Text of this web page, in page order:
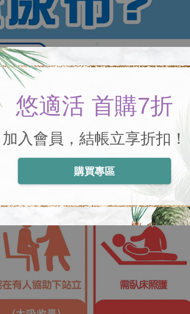
悠適活 首購7折
加入會員，結帳立享折扣！
購買專區